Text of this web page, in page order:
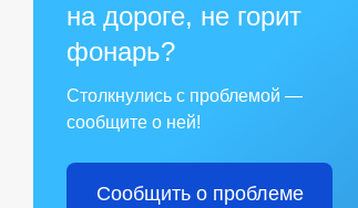
на дороге, не горит
фонарь?
Столкнулись с проблемой —
сообщите о ней!
Сообщить о проблеме